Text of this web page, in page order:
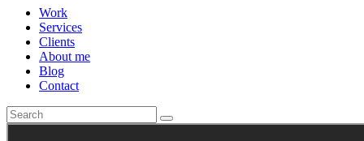
Work
Services
Clients
About me
Blog
Contact